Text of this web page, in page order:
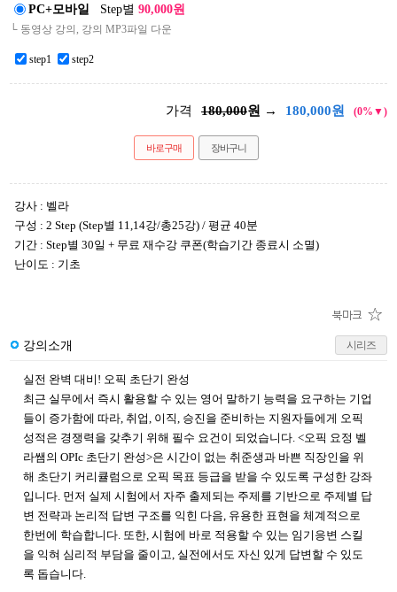
PC+모바일 Step별 90,000원
└ 동영상 강의, 강의 MP3파일 다운
step1 step2
가격 180,000원 → 180,000원 (0%▼)
바로구매 장바구니
강사 : 벨라
구성 : 2 Step (Step별 11,14강/총25강) / 평균 40분
기간 : Step별 30일 + 무료 재수강 쿠폰(학습기간 종료시 소멸)
난이도 : 기초
강의소개 시리즈
실전 완벽 대비! 오픽 초단기 완성
최근 실무에서 즉시 활용할 수 있는 영어 말하기 능력을 요구하는 기업
들이 증가함에 따라, 취업, 이직, 승진을 준비하는 지원자들에게 오픽
성적은 경쟁력을 갖추기 위해 필수 요건이 되었습니다. <오픽 요정 벨
라쌤의 OPIc 초단기 완성>은 시간이 없는 취준생과 바쁜 직장인을 위
해 초단기 커리큘럼으로 오픽 목표 등급을 받을 수 있도록 구성한 강좌
입니다. 먼저 실제 시험에서 자주 출제되는 주제를 기반으로 주제별 답
변 전략과 논리적 답변 구조를 익힌 다음, 유용한 표현을 체계적으로
한번에 학습합니다. 또한, 시험에 바로 적용할 수 있는 임기응변 스킬
을 익혀 심리적 부담을 줄이고, 실전에서도 자신 있게 답변할 수 있도
록 돕습니다.